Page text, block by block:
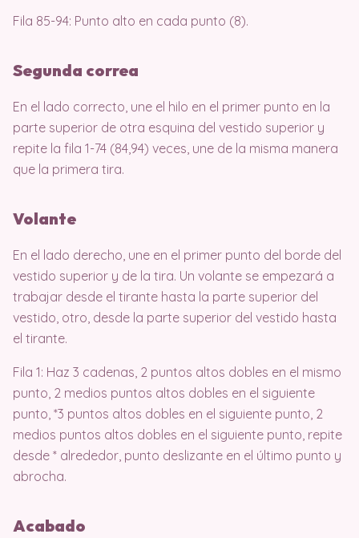
Fila 85-94: Punto alto en cada punto (8).
Segunda correa
En el lado correcto, une el hilo en el primer punto en la
parte superior de otra esquina del vestido superior y
repite la fila 1-74 (84,94) veces, une de la misma manera
que la primera tira.
Volante
En el lado derecho, une en el primer punto del borde del
vestido superior y de la tira. Un volante se empezará a
trabajar desde el tirante hasta la parte superior del
vestido, otro, desde la parte superior del vestido hasta
el tirante.
Fila 1: Haz 3 cadenas, 2 puntos altos dobles en el mismo
punto, 2 medios puntos altos dobles en el siguiente
punto, *3 puntos altos dobles en el siguiente punto, 2
medios puntos altos dobles en el siguiente punto, repite
desde * alrededor, punto deslizante en el último punto y
abrocha.
Acabado